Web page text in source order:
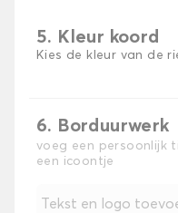
5. Kleur koord
Kies de kleur van de
6. Borduurwerk
voeg een persoonlijk
een icoontje
Tekst en logo